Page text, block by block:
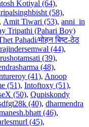
Kotiyal (64),
(58),
, Amit Tiwari (53), anni_in
Tripathi (Pahari Boy)
Pahadi/मोहन बिष्ट-ठेठ
rajindersemwal (44),
(39),
(48),
(41), Anoop
(51), Intoftoxy (51),
(50), Qupiskondy
(40), dharmendra
(46),
(45),